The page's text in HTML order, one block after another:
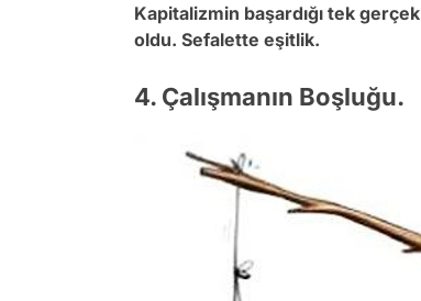
Kapitalizmin başardığı tek
oldu. Sefalette eşitlik.
4. Çalışmanın Boşluğu.